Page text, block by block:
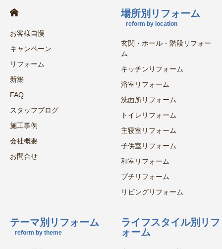
お客様自慢
キャンペーン
リフォーム
新築
FAQ
スタッフブログ
施工事例
会社概要
お問合せ
場所別リフォーム
reform by location
玄関・ホール・階段リフォー
ム
キッチンリフォーム
浴室リフォーム
洗面所リフォーム
トイレリフォーム
主寝室リフォーム
子供室リフォーム
和室リフォーム
プチリフォーム
リビングリフォーム
テーマ別リフォーム
reform by theme
ライフスタイル別リフ
ォーム